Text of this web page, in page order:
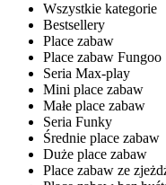
Wszystkie kategorie
Bestsellery
Place zabaw
Place zabaw Fungoo
Seria Max-play
Mini place zabaw
Małe place zabaw
Seria Funky
Średnie place zabaw
Duże place zabaw
Place zabaw ze